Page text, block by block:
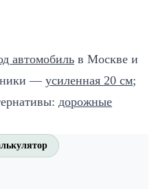
автомобиль в Москве и
— усиленная 20 см;
дорожные